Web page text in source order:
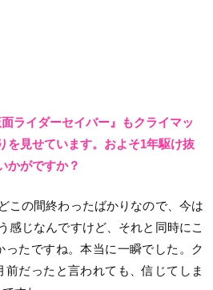
ライダーセイバー』もクライマッ
を見せています。およそ1年駆け抜
かがですか？
この間終わったばかりなので、今は
感じなんですけど、それと同時にこ
ったですね。本当に一瞬でした。ク
前だったと言われても、信じてしま